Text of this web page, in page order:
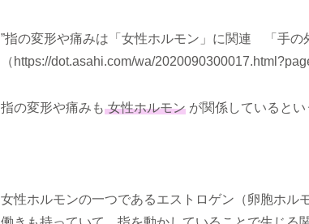
”指の変形や痛みは「女性ホルモン」に関連 「手の
（https://dot.asahi.com/wa/
指の変形や痛みも女性ホルモンが関係しているとい
女性ホルモンの一つであるエストロゲン（卵胞ホル